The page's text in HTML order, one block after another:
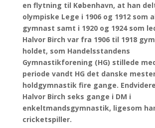
en flytning til København, at han
olympiske Lege i 1906 og 1912 som
gymnast samt i 1920 og 1924 som
Halvor Birch var fra 1906 til 1918
holdet, som Handelsstandens
Gymnastikforening (HG) stillede
periode vandt HG det danske
holdgymnastik fire gange.
Halvor Birch seks gange i DM i
enkeltmandsgymnastik, ligesom
cricketspiller.